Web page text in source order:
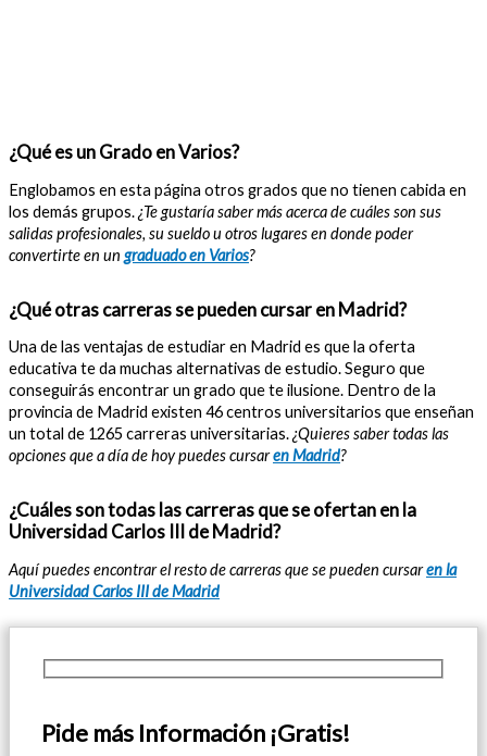
¿Qué es un Grado en Varios?
Englobamos en esta página otros grados que no tienen cabida en
los demás grupos.¿Te gustaría saber más acerca de cuáles son sus
salidas profesionales, su sueldo u otros lugares en donde poder
convertirte en un graduado en Varios?
¿Qué otras carreras se pueden cursar en Madrid?
Una de las ventajas de estudiar en Madrid es que la oferta
educativa te da muchas alternativas de estudio. Seguro que
conseguirás encontrar un grado que te ilusione. Dentro de la
provincia de Madrid existen 46 centros universitarios que enseñan
un total de 1265 carreras universitarias.¿Quieres saber todas las
opciones que a día de hoy puedes cursaren Madrid?
¿Cuáles son todas las carreras que se ofertan en la
Universidad Carlos III de Madrid?
Aquí puedes encontrar el resto de carreras que se pueden cursaren la
Universidad Carlos III de Madrid
Pide más Información ¡Gratis!